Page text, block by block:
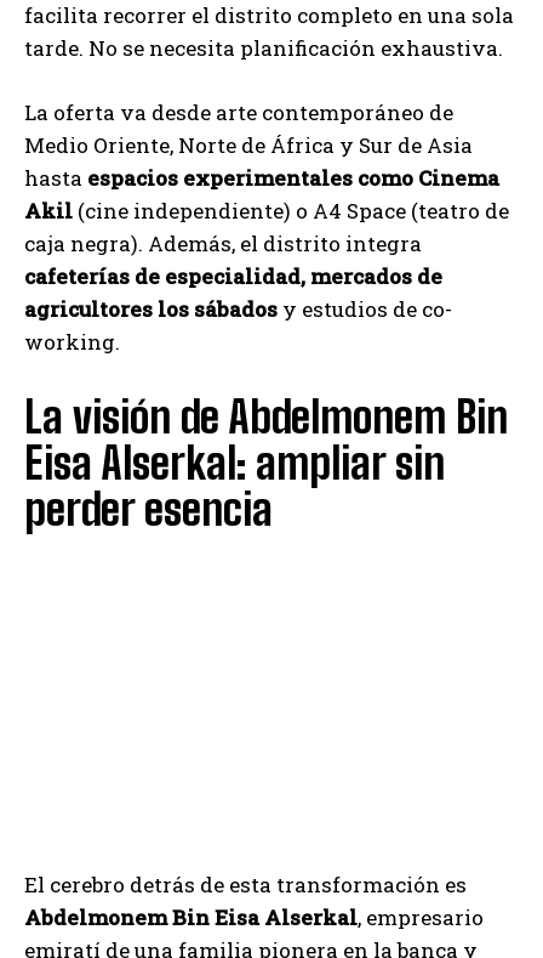
facilita recorrer el distrito completo en una sola
tarde. No se necesita planificación exhaustiva.
La oferta va desde arte contemporáneo de
Medio Oriente, Norte de África y Sur de Asia
hasta espacios experimentales como Cinema
Akil (cine independiente) o A4 Space (teatro de
caja negra). Además, el distrito integra
cafeterías de especialidad, mercados de
agricultores los sábados y estudios de co-
working.
La visión de Abdelmonem Bin
Eisa Alserkal: ampliar sin
perder esencia
El cerebro detrás de esta transformación es
Abdelmonem Bin Eisa Alserkal, empresario
emiratí de una familia pionera en la banca y